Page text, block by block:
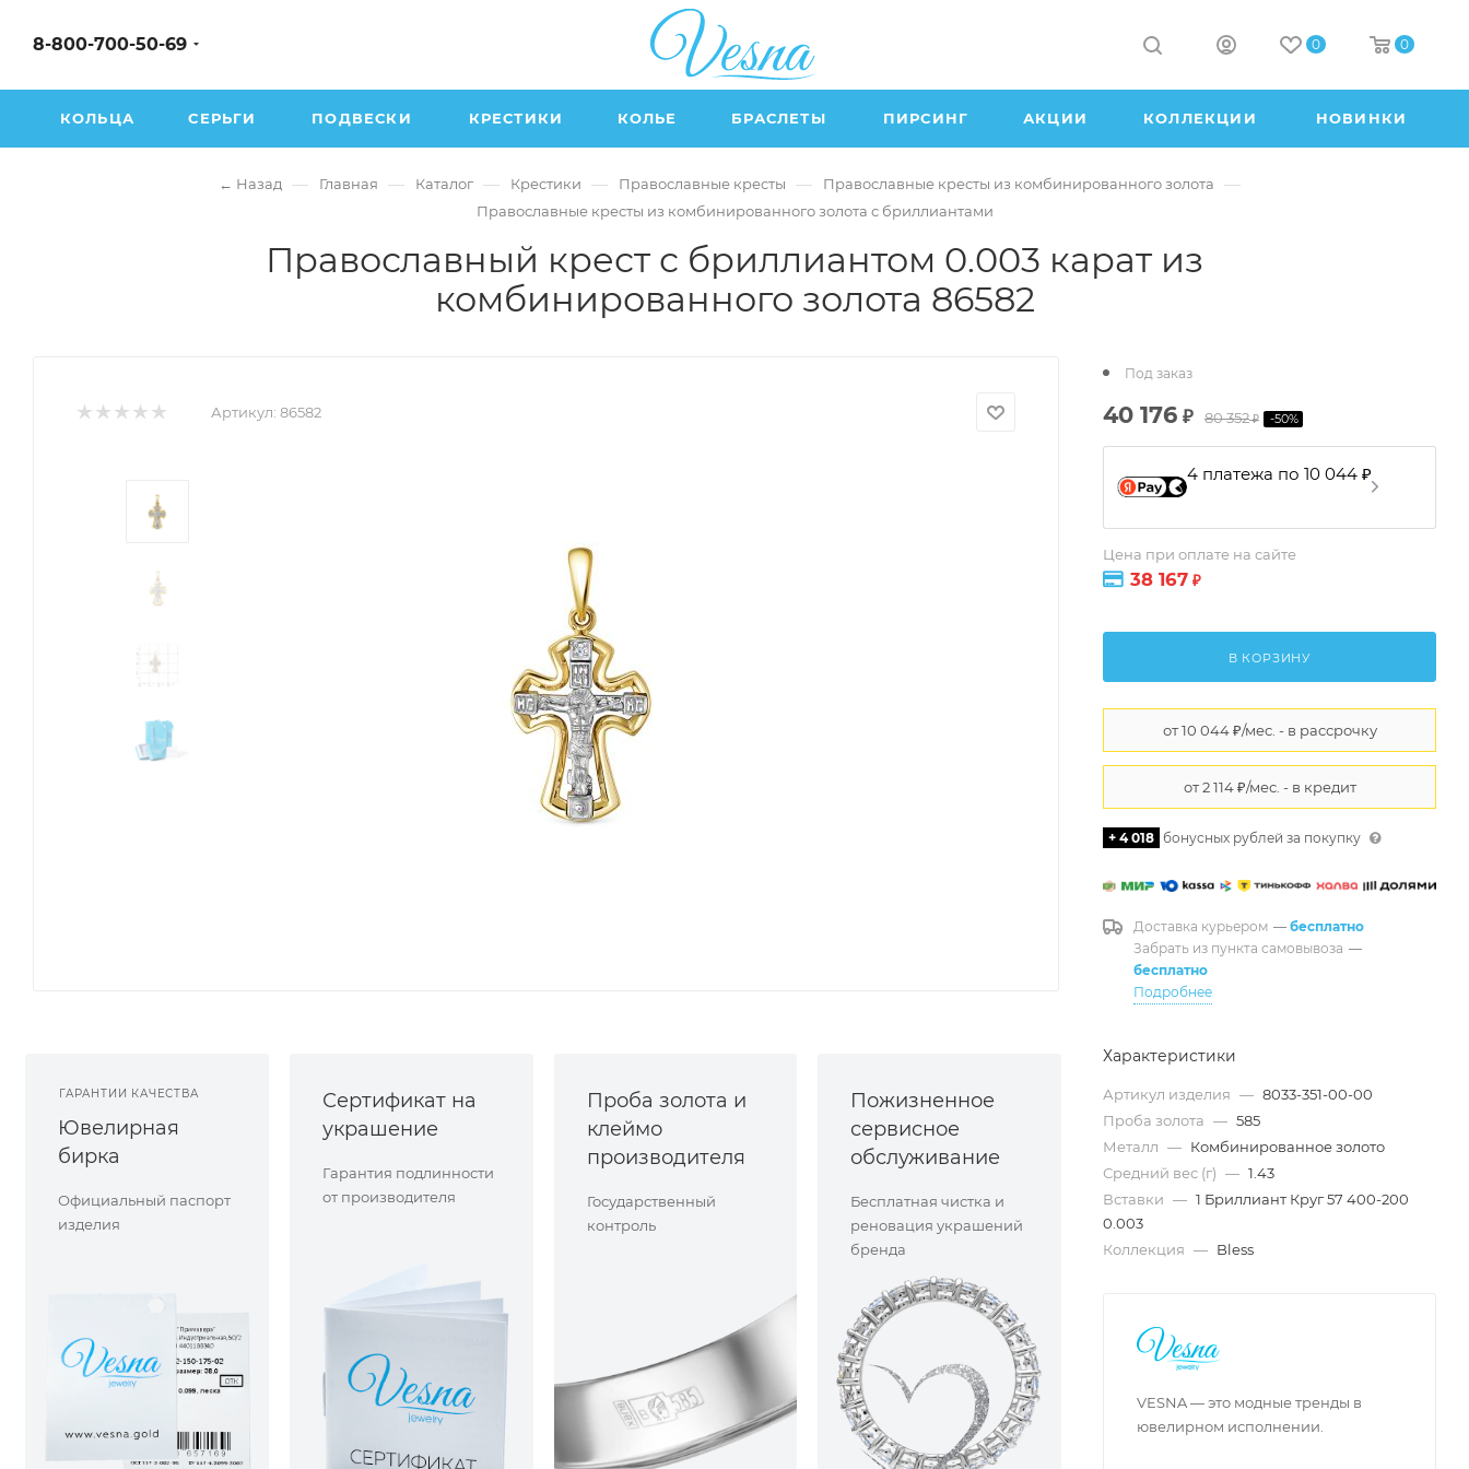
8-800-700-50-69 0 0
КОЛЬЦА СЕРЬГИ ПОДВЕСКИ КРЕСТИКИ КОЛЬЕ БРАСЛЕТЫ ПИРСИНГ АКЦИИ КОЛЛЕКЦИИ НОВИНКИ
← Назад — Главная — Каталог — Крестики — Православные кресты — Православные кресты из комбинированного золота —
Православные кресты из комбинированного золота с бриллиантами
Православный крест с бриллиантом 0.003 карат из
комбинированного золота 86582
Артикул: 86582
ГАРАНТИИ КАЧЕСТВА
Ювелирная
бирка
Официальный паспорт
изделия
Сертификат на
украшение
Гарантия подлинности
от производителя
Проба золота и
клеймо
производителя
Государственный
контроль
Пожизненное
сервисное
обслуживание
Бесплатная чистка и
реновация украшений
бренда
Под заказ
40 176 ₽ 80 352₽ -50%
4 платежа по 10 044 ₽
Цена при оплате на сайте
38 167 ₽
В КОРЗИНУ
+ 4 018 бонусных рублей за покупку
Доставка курьером — бесплатно
Забрать из пункта самовывоза —
бесплатно
Подробнее
Характеристики
Артикул изделия — 8033-351-00-00
Проба золота — 585
Металл — Комбинированное золото
Средний вес (г) — 1.43
Вставки — 1 Бриллиант Круг 57 400-200
0.003
Коллекция — Bless
VESNA — это модные тренды в
ювелирном исполнении.